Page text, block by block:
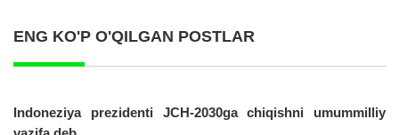
ENG KO'P O'QILGAN POSTLAR
Indoneziya prezidenti JCH-2030ga chiqishni umummilliy